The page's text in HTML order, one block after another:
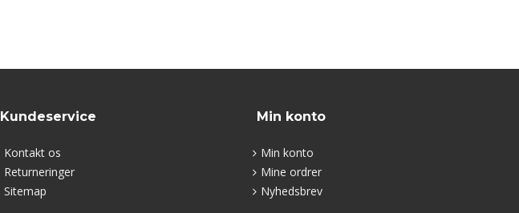
Kundeservice
Kontakt os
Returneringer
Sitemap
Min konto
Min konto
Mine ordrer
Nyhedsbrev